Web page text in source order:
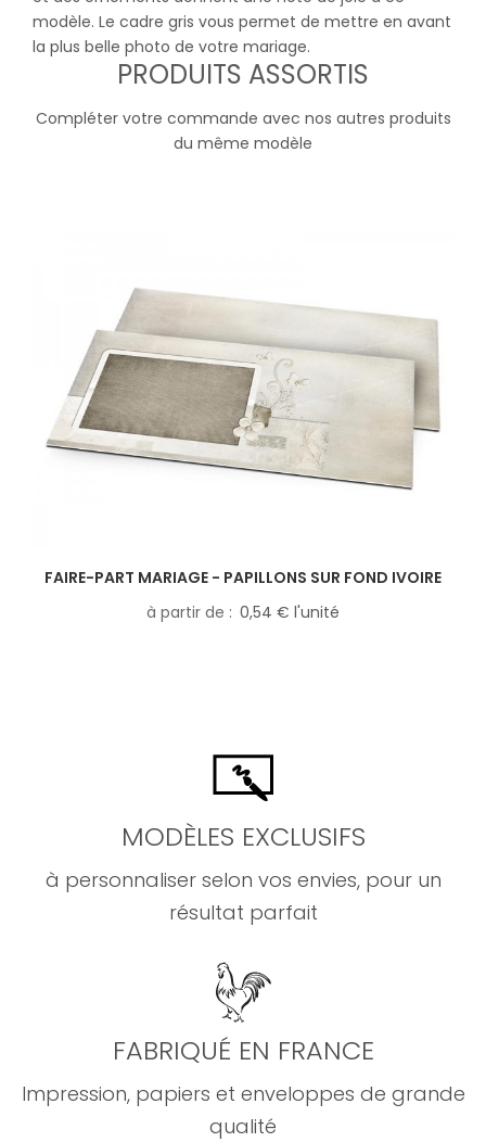
modèle. Le cadre gris vous permet de mettre en avant
la plus belle photo de votre mariage.
PRODUITS ASSORTIS
Compléter votre commande avec nos autres produits
du même modèle
FAIRE-PART MARIAGE - PAPILLONS SUR FOND IVOIRE
à partir de
0,54 € l'unité
MODÈLES EXCLUSIFS
à personnaliser selon vos envies, pour un
résultat parfait
FABRIQUÉ EN FRANCE
Impression, papiers et enveloppes de grande
qualité